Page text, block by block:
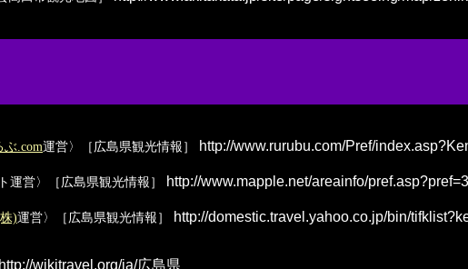
ぶ.com運営〉［広島県観光情報］ http://www.rurubu.com/Pref/
運営〉［広島県観光情報］ http://www.mapple.net/areainfo/
)運営〉［広島県観光情報］ http://domestic.travel.yahoo.co.jp/bin/
http://wikitravel.org/ja/広島県